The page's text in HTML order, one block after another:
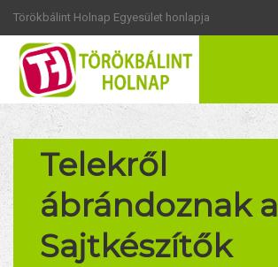
Törökbálint Holnap Egyesület honlapja
Telekről
ábrándoznak a
Sajtkészítők